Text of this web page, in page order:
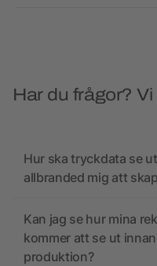
Har du frågor?
Hur ska tryckdata se
allbranded mig att
Kan jag se hur mina
kommer att se ut
produktion?